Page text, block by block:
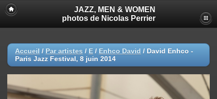
JAZZ, MEN & WOMEN
photos de Nicolas Perrier
Accueil / Par artistes / E / Enhco David / David Enhco -
Paris Jazz Festival, 8 juin 2014